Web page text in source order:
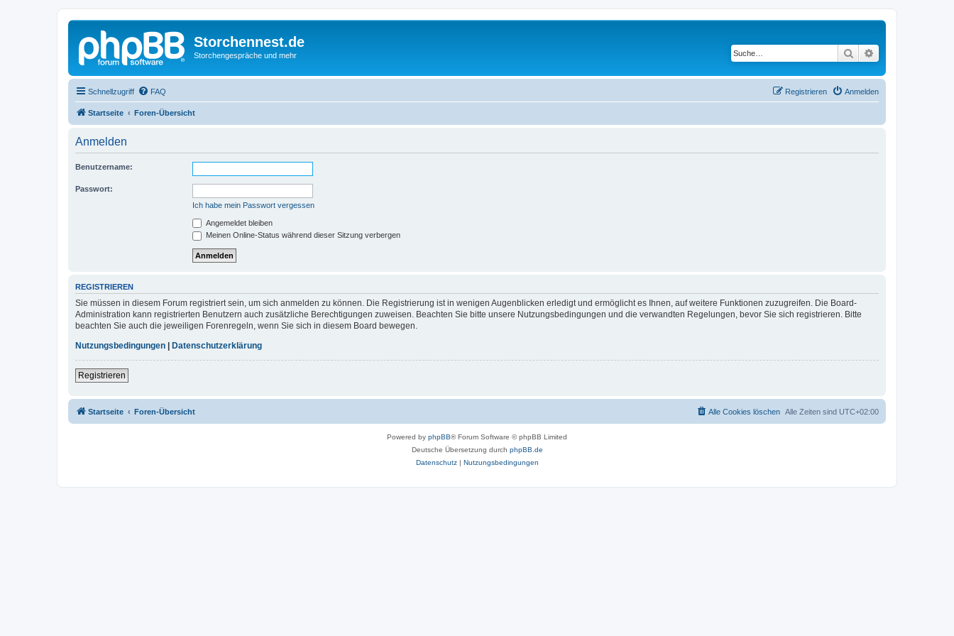
Storchennest.de
Storchengespräche und mehr Suche
Schnellzugriff FAQ Anmelden
Registrieren
Startseite Foren-Übersicht
Anmelden
Benutzername:
Passwort:
Ich habe mein Passwort vergessen
Angemeldet bleiben
Meinen Online-Status während dieser Sitzung verbergen
REGISTRIEREN
Sie müssen in diesem Forum registriert sein, um sich anmelden zu können. Die Registrierung ist in wenigen Augenblicken erledigt und ermöglicht es Ihnen, auf weitere Funktionen zuzugreifen. Die Board-
Administration kann registrierten Benutzern auch zusätzliche Berechtigungen zuweisen. Beachten Sie bitte unsere Nutzungsbedingungen und die verwandten Regelungen, bevor Sie sich registrieren. Bitte
beachten Sie auch die jeweiligen Forenregeln, wenn Sie sich in diesem Board bewegen.
Nutzungsbedingungen
Datenschutzerklärung
Registrieren
Startseite Foren-Übersicht Alle Zeiten sind UTC+02:00
Alle Cookies löschen
Powered by phpBB® Forum Software © phpBB Limited
Deutsche Übersetzung durch phpBB.de
Datenschutz| Nutzungsbedingungen